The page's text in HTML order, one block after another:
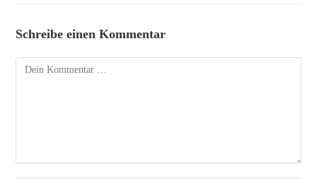
Schreibe einen Kommentar